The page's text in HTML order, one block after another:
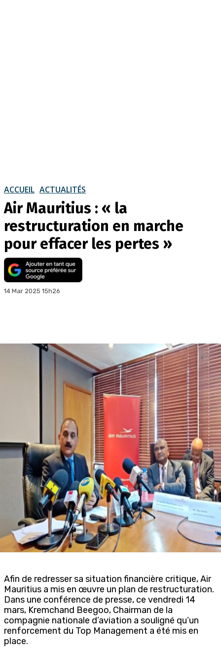
ACCUEIL ACTUALITÉS
Air Mauritius : « la
restructuration en marche
pour effacer les pertes »
14 Mar 2025 15h26
Afin de redresser sa situation financière critique, Air
Mauritius a mis en œuvre un plan de restructuration.
Dans une conférence de presse, ce vendredi 14
mars, Kremchand Beegoo, Chairman de la
compagnie nationale d’aviation a souligné qu’un
renforcement du Top Management a été mis en
place.